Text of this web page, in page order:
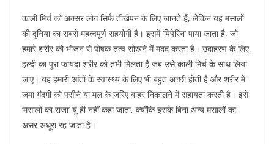
काली मिर्च को अक्सर लोग सिर्फ तीखेपन के लिए जानते हैं, लेकिन यह मसालों
की दुनिया का सबसे महत्वपूर्ण सहयोगी है। इसमें ‘पिपेरिन’ पाया जाता है, जो
हमारे शरीर को भोजन से पोषक तत्व सोखने में मदद करता है। उदाहरण के लिए,
हल्दी का पूरा फायदा शरीर को तभी मिलता है जब उसे काली मिर्च के साथ लिया
जाए। यह हमारी आंतों के स्वास्थ्य के लिए भी बहुत अच्छी होती है और शरीर में
जमा गंदगी को पसीने या मल के जरिए बाहर निकालने में सहायता करती है। इसे
‘मसालों का राजा’ यूं ही नहीं कहा जाता, क्योंकि इसके बिना अन्य मसालों का
असर अधूरा रह जाता है।